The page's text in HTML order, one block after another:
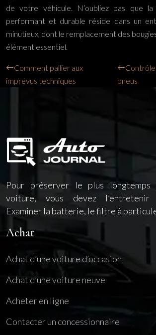
de votre véhicule. N’oubliez pas que
performant et durable réside dans un
minutieux, dont le remplacement des
élément essentiel.
Comment pallier aux
imprévus techniques
pneus
Pour préserver le plus longtemps
voiture, vous devez l’entretenir
Examiner la batterie, le filtre à
Achat
Achat d’une voiture d’occasion
Achat d’une voiture neuve
Acheter en ligne
Contacter un concessionnaire